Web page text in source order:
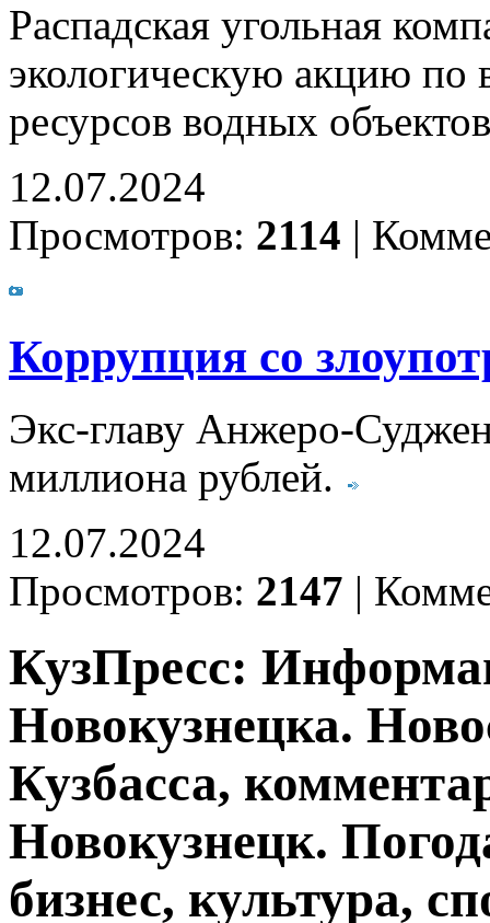
Распадская угольная
экологическую акцию по
ресурсов водных
12.07.2024
Просмотров: 2114 |
Коррупция со
Экс-главу Анжеро-
миллиона рублей.
12.07.2024
Просмотров: 2147 |
КузПресс:
Новокузнецка.
Кузбасса,
Новокузнецк.
бизнес, культура,